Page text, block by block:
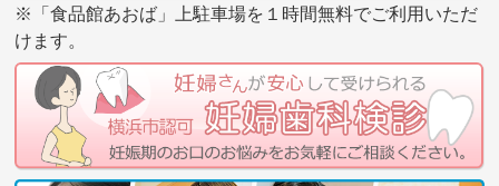
※「食品館あおば」上駐車場を１時間無料でご利用いただ
けます。